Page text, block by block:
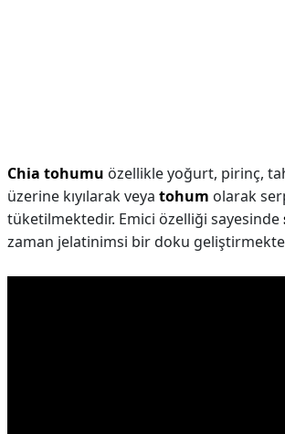
Chia tohumu özellikle yoğurt, pirinç,
üzerine kıyılarak veya tohum olarak
tüketilmektedir. Emici özelliği sayesinde
zaman jelatinimsi bir doku